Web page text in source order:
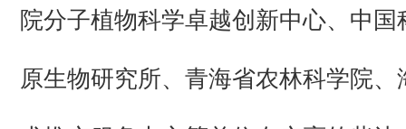
院分子植物科学卓越创新中心、中国
原生物研究所、青海省农林科学院、